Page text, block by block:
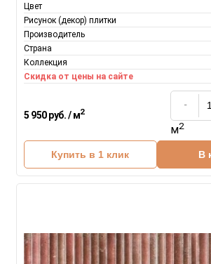
Цвет
Рисунок (декор) плитки
Производитель
Страна
Коллекция
Скидка от цены на сайте
5 950 руб. / м2
м2
Купить в 1 клик В